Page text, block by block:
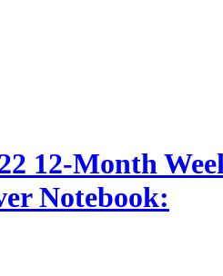
12-Month
Notebook: